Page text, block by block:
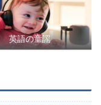
英語の童謡